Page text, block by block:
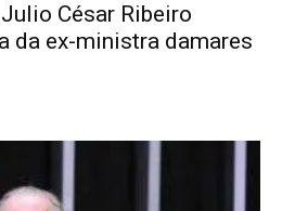
César Ribeiro
da ex-ministra damares